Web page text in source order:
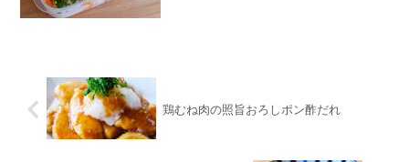
鶏むね肉の照旨おろしポン酢だれ